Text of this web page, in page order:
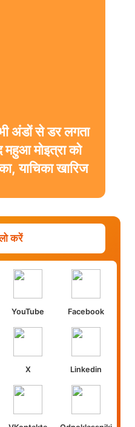
अंडों से डर लगता
मोइत्रा को
याचिका खारिज
करें
YouTube Facebook
X Linkedin